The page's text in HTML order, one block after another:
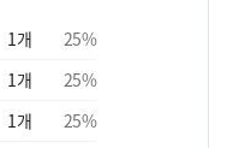
1개 25%
1개 25%
1개 25%